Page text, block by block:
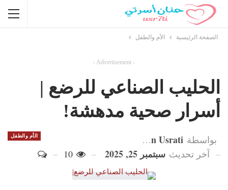
الصفحة الرئيسية الأم والطفل
- Advertisement -
الحليب الصناعي للرضع |
أسرار صحية مدهشة!
الأم والطفل بواسطة Hanan Usrati
آخر تحديث سبتمبر 25, 2025